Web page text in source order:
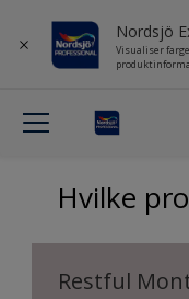
Nordsjö
Visualiser
Hvilke
Restful